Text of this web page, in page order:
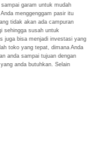
garam untuk mudah
menggenggam pasir itu
tidak akan ada campuran
sehingga susah untuk
juga bisa menjadi investasi yang
toko yang tepat, dimana Anda
anda sampai tujuan dengan
anda butuhkan. Selain